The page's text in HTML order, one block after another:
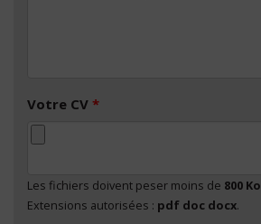
Votre CV *
Les fichiers doivent peser moins de 800 Ko
Extensions autorisées : pdf doc docx.